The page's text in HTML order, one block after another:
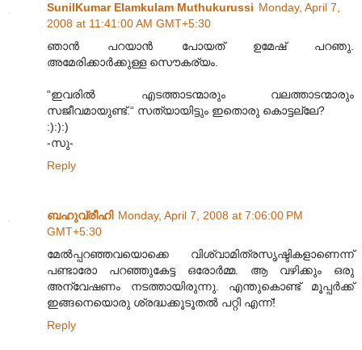
SunilKumar Elamkulam Muthukurussi Monday, April 7,
2008 at 11:41:00 AM GMT+5:30
ഞാന്‍ പറയാന്‍ പോയത് ഉമേഷ് പറഞു.
അമേരിക്കാര്‍ക്കുള്ള സൌകര്യം.
“ഇവരില്‍‍ എടത്താടന്മാരും വലത്താടന്മാരും
സജീവമായുണ്ട്.“ സത്യായിട്ടും ഇതൊരു കൊട്ടല്ലേ?
:):):)
-സു-
Reply
ബഹുവ്രീഹി Monday, April 7, 2008 at 7:06:00 PM
GMT+5:30
മേല്‍പ്പറഞ്ഞവയൊക്കെ വിശ്വാമിത്രസൃഷ്ടികളാണെന്ന്
പണ്ടാരോ പറഞ്ഞുകേട്ട ഒരോര്‍മ്മ. ആ വഴിക്കും ഒരു
അന്വേഷണം നടത്തായിരുന്നു. എന്തുകൊണ്ട് മൂപ്പര്‍ക്ക്
ഇങ്ങനെയൊരു ശ്രദ്ധക്കൂടൂതല്‍ പറ്റി എന്ന്!
Reply